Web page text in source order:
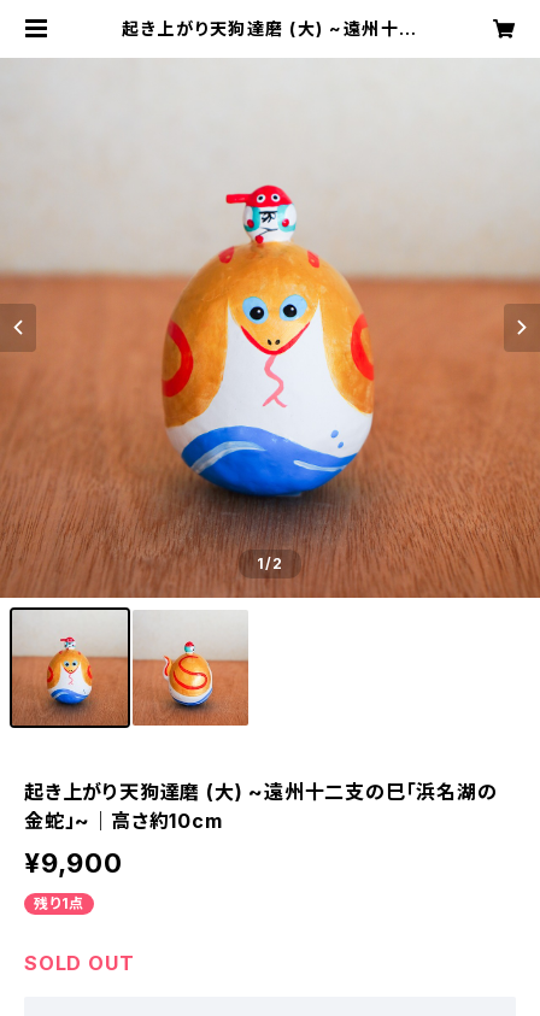
起き上がり天狗達磨 (大) ~遠州十二
1/2
起き上がり天狗達磨 (大) ~遠州十二支の巳「浜名湖の
金蛇」~｜高さ約10cm
¥9,900
残り1点
SOLD OUT